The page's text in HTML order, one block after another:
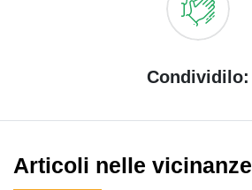
Condividilo:
Articoli nelle vicinanze